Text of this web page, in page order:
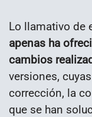
Lo llamativo de
apenas ha
cambios
versiones,
corrección, la
que se han